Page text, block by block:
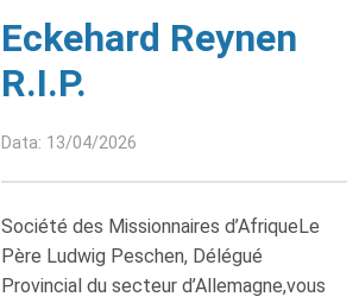
Eckehard Reynen
R.I.P.
Data: 13/04/2026
Société des Missionnaires d’AfriqueLe
Père Ludwig Peschen, Délégué
Provincial du secteur d’Allemagne,vous